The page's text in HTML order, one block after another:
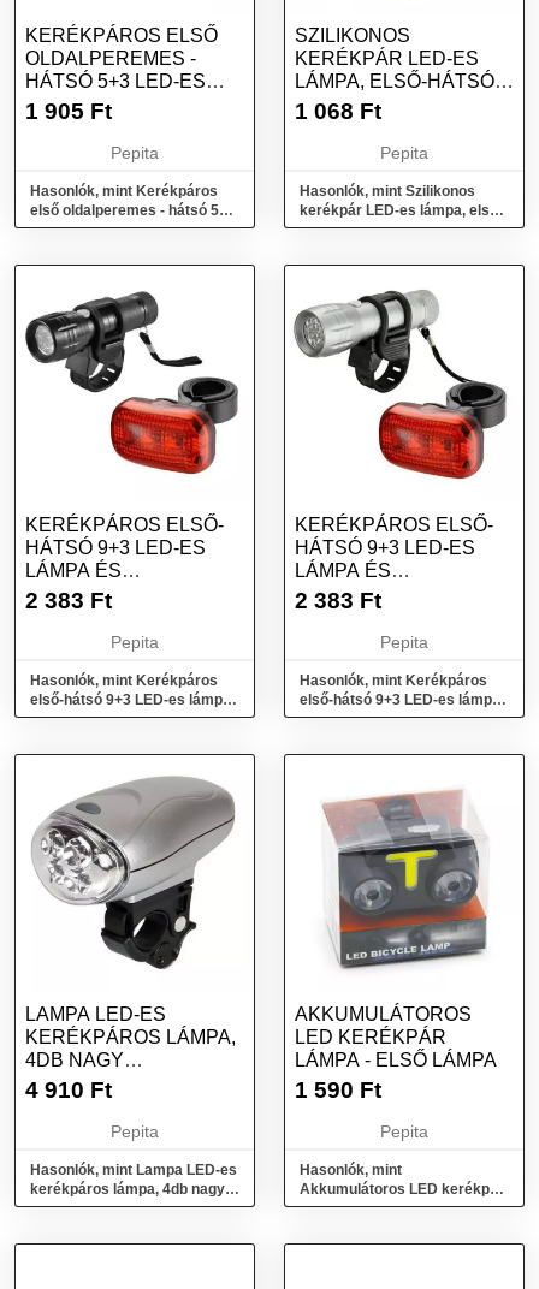
KERÉKPÁROS ELSŐ
OLDALPEREMES -
HÁTSÓ 5+3 LED-ES
LÁMPA, VÍZÁLLÓ -
1 905 Ft
Pepita
Hasonlók, mint Kerékpáros
első oldalperemes - hátsó 5+3
LED-es lámpa, vízálló - ezüst
SZILIKONOS
KERÉKPÁR LED-ES
LÁMPA, ELSŐ-HÁTSÓ -
FEKETE
1 068 Ft
Pepita
Hasonlók, mint Szilikonos
kerékpár LED-es lámpa, első-
hátsó - fekete
KERÉKPÁROS ELSŐ-
HÁTSÓ 9+3 LED-ES
LÁMPA ÉS
ELEMLÁMPA, VÍZÁLLÓ -
2 383 Ft
Pepita
Hasonlók, mint Kerékpáros
első-hátsó 9+3 LED-es lámpa
és elemlámpa, vízálló - fekete
KERÉKPÁROS ELSŐ-
HÁTSÓ 9+3 LED-ES
LÁMPA ÉS
ELEMLÁMPA, VÍZÁLLÓ -
2 383 Ft
Pepita
Hasonlók, mint Kerékpáros
első-hátsó 9+3 LED-es lámpa
és elemlámpa, vízálló - ezüst
LAMPA LED-ES
KERÉKPÁROS LÁMPA,
4DB NAGY
FÉNYEREJŰ LED-DEL
4 910 Ft
Pepita
Hasonlók, mint Lampa LED-es
kerékpáros lámpa, 4db nagy
fényerejű LED-del (0193578)
AKKUMULÁTOROS
LED KERÉKPÁR
LÁMPA - ELSŐ LÁMPA
1 590 Ft
Pepita
Hasonlók, mint
Akkumulátoros LED kerékpár
lámpa - első lámpa